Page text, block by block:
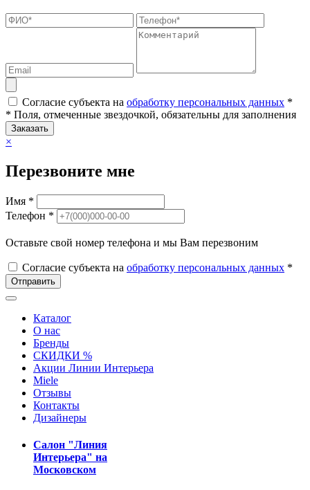
Согласие субъекта на обработку персональных данных *
* Поля, отмеченные звездочкой, обязательны для заполнения
Заказать
×
Перезвоните мне
Имя *
Телефон *
Оставьте свой номер телефона и мы Вам перезвоним
Согласие субъекта на обработку персональных данных *
Отправить
Каталог
О нас
Бренды
СКИДКИ %
Акции Линии Интерьера
Miele
Отзывы
Контакты
Дизайнеры
Салон "Линия
Интерьера" на
Московском